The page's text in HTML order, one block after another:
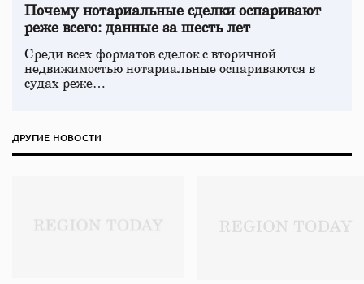
Почему нотариальные сделки оспаривают
реже всего: данные за шесть лет
Среди всех форматов сделок с вторичной
недвижимостью нотариальные оспариваются в
судах реже…
ДРУГИЕ НОВОСТИ